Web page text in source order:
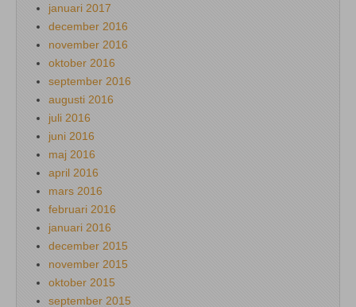
januari 2017
december 2016
november 2016
oktober 2016
september 2016
augusti 2016
juli 2016
juni 2016
maj 2016
april 2016
mars 2016
februari 2016
januari 2016
december 2015
november 2015
oktober 2015
september 2015